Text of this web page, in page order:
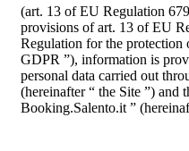
(art. 13 of EU Regulation
provisions of art. 13 of EU
Regulation for the protection
GDPR ”), information is
personal data carried out
(hereinafter “ the Site ”) and
Booking.Salento.it ”